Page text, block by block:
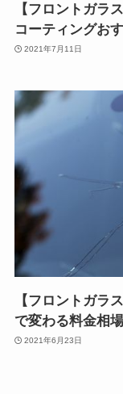
【フロントガラ
コーティングお
2021年7月11日
【フロントガラ
で変わる料金相場
2021年6月23日